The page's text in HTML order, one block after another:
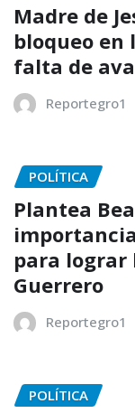
Madre de
bloqueo en
falta de
Reportegro1
POLÍTICA
Plantea
para lograr
Guerrero
Reportegro1
POLÍTICA